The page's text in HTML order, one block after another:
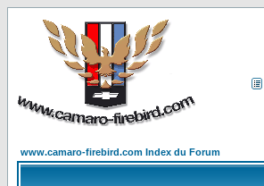
www.camaro-firebird.com Index du Forum